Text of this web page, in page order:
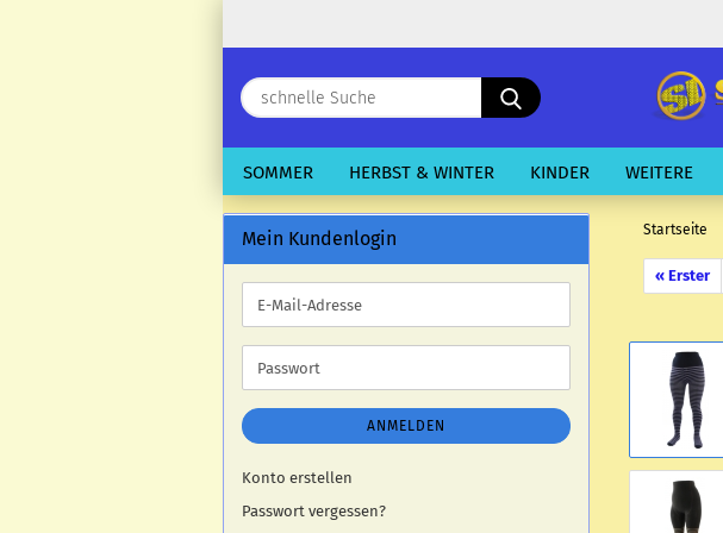
schnelle
Suche
SOMMER HERBST & WINTER KINDER WEITERE
Startseite
« Erster
Mein Kundenlogin
E-
Mail-
Adresse
Passwort
ANMELDEN
Konto erstellen
Passwort vergessen?